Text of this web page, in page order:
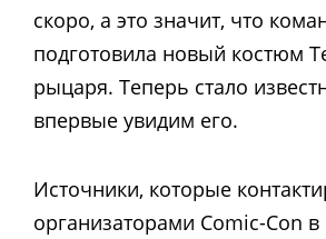
скоро, а это значит, что
подготовила новый костюм
рыцаря. Теперь стало
впервые увидим его.
Источники, которые
организаторами Comic-Con в